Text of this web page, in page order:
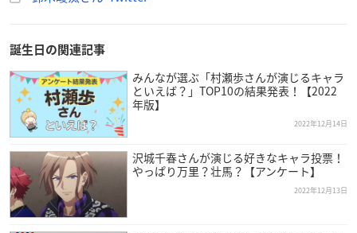
誕生日の関連記事
みんなが選ぶ「村瀬歩さんが演じるキャラ
といえば？」TOP10の結果発表！【2022
年版】
2022年12月14日
沢城千春さんが演じる好きなキャラ投票！
やっぱり万里？壮馬？【アンケート】
2022年12月13日